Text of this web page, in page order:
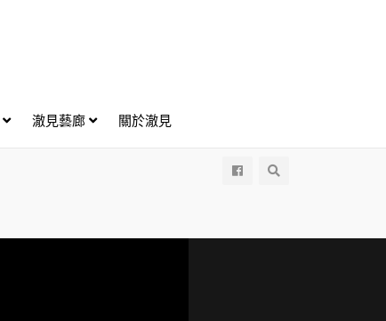
澈見藝廊 關於澈見